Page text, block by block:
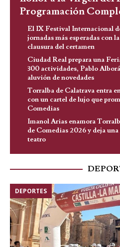
Programación
El IX Festival Internacional
jornadas más esperadas con
clausura del certamen
Ciudad Real prepara una
300 actividades, Pablo
aluvión de novedades
Torralba de Calatrava entra
con un cartel de lujo que
Comedias
Imanol Arias enamora
de Comedias 2026 y deja
teatro
DEPORTES